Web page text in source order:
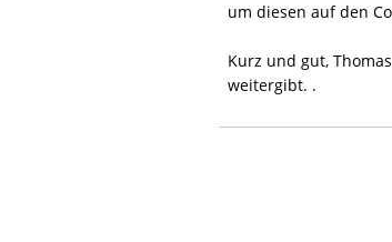
um diesen auf den
Kurz und gut,
weitergibt. .